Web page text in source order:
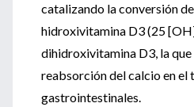
catalizando la conversión
hidroxivitamina D3 (25
dihidroxivitamina D3, la que
reabsorción del calcio en el
gastrointestinales.